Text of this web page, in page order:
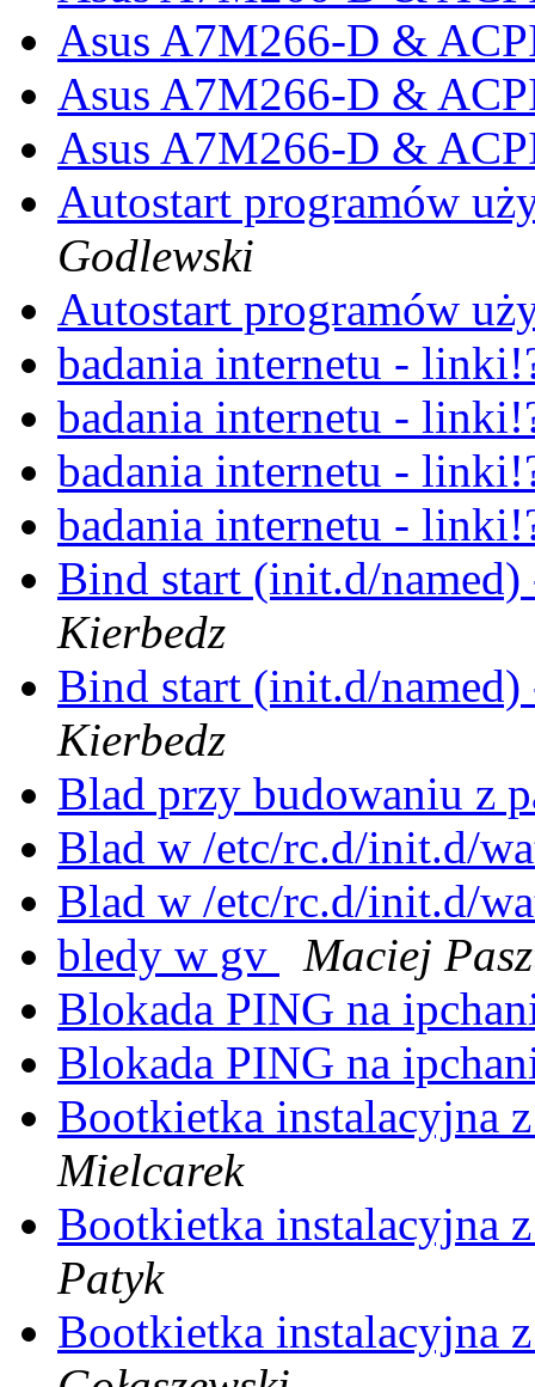
Asus A7M266-D &
Asus A7M266-D &
Asus A7M266-D &
Autostart programów
Godlewski
Autostart programów
badania internetu -
badania internetu -
badania internetu -
badania internetu -
Bind start (init.d/
Kierbedz
Bind start (init.d/
Kierbedz
Blad przy budowaniu z
Blad w /etc/rc.d/init.d/
Blad w /etc/rc.d/init.d/
bledy w gv
Maciej
Blokada PING na
Blokada PING na
Bootkietka instalacyjna
Mielcarek
Bootkietka instalacyjna
Patyk
Bootkietka instalacyjna